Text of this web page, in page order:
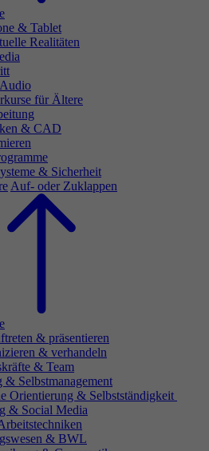
& Tablet
Realitäten
für Ältere
& CAD
& Sicherheit
Auf- oder Zuklappen
& präsentieren
& verhandeln
& Team
& Selbstmanagement
Orientierung & Selbstständigkeit
& Social Media
& BWL